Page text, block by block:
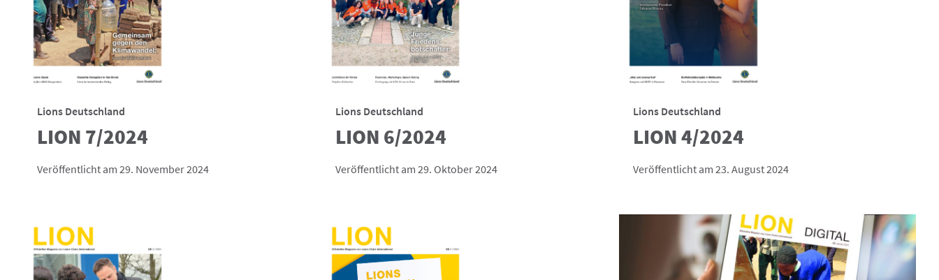
Lions Deutschland
LION 7/2024
Veröffentlicht am 29. November 2024
Lions Deutschland
LION 6/2024
Veröffentlicht am 29. Oktober 2024
Lions Deutschland
LION 4/2024
Veröffentlicht am 23. August 2024